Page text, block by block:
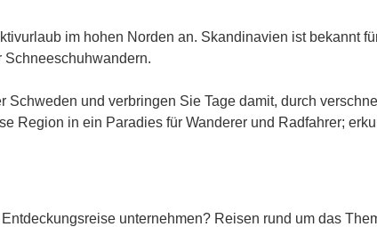
im hohen Norden an. Skandinavien ist bekannt
Schneeschuhwandern.
und verbringen Sie Tage damit, durch
Region in ein Paradies für Wanderer und Radfahrer;
unternehmen? Reisen rund um das